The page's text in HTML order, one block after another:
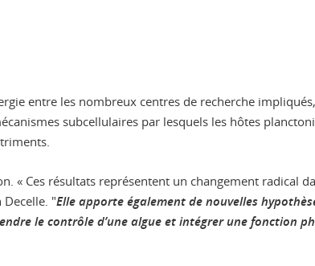
entre les nombreux centres de recherche
subcellulaires par lesquels les hôtes
« Ces résultats représentent un changement radical
"Elle apporte également de nouvelles
le contrôle d’une algue et intégrer une fonction